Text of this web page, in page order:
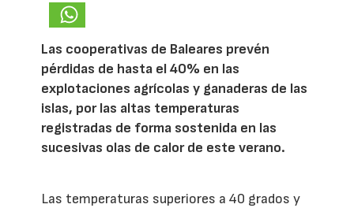
Las cooperativas de Baleares prevén
pérdidas de hasta el 40% en las
explotaciones agrícolas y ganaderas de las
islas, por las altas temperaturas
registradas de forma sostenida en las
sucesivas olas de calor de este verano.
Las temperaturas superiores a 40 grados y